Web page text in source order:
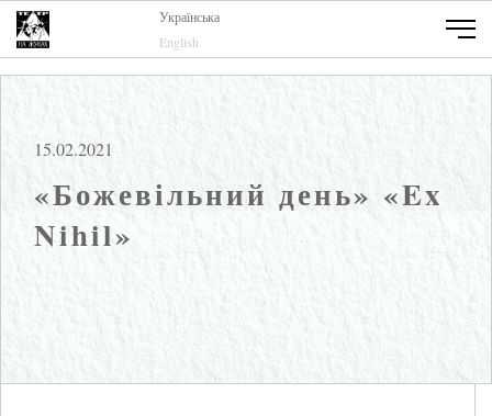
Українська
English
15.02.2021
«Божевільний день» «Ex
Nihil»